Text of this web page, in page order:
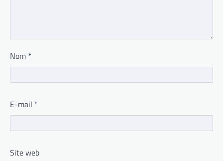
Nom *
E-mail *
Site web